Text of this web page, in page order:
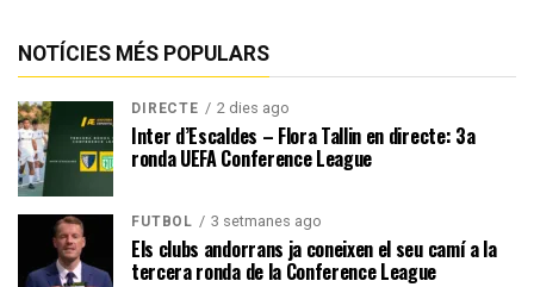
NOTÍCIES MÉS POPULARS
DIRECTE 2 dies ago
Inter d’Escaldes – Flora Tallin en directe: 3a
ronda UEFA Conference League
FUTBOL 3 setmanes ago
Els clubs andorrans ja coneixen el seu camí a la
tercera ronda de la Conference League